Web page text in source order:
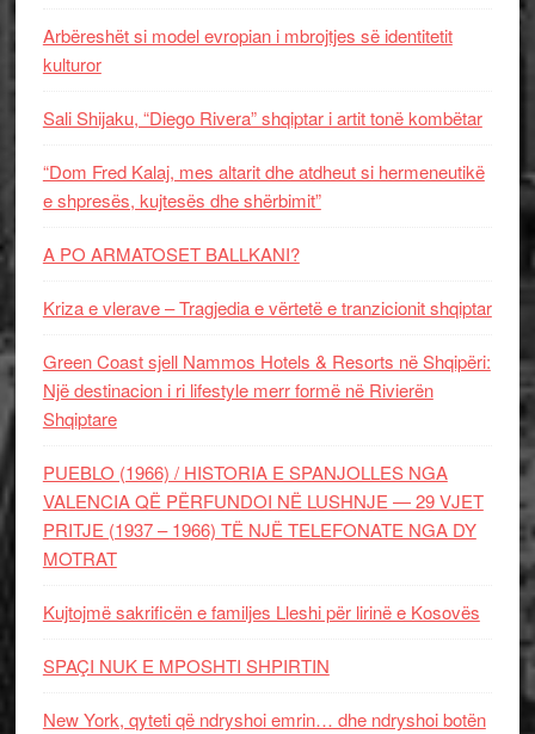
Arbëreshët si model evropian i mbrojtjes së identitetit
kulturor
Sali Shijaku, “Diego Rivera” shqiptar i artit tonë kombëtar
“Dom Fred Kalaj, mes altarit dhe atdheut si hermeneutikë
e shpresës, kujtesës dhe shërbimit”
A PO ARMATOSET BALLKANI?
Kriza e vlerave – Tragjedia e vërtetë e tranzicionit shqiptar
Green Coast sjell Nammos Hotels & Resorts në Shqipëri:
Një destinacion i ri lifestyle merr formë në Rivierën
Shqiptare
PUEBLO (1966) / HISTORIA E SPANJOLLES NGA
VALENCIA QË PËRFUNDOI NË LUSHNJE — 29 VJET
PRITJE (1937 – 1966) TË NJË TELEFONATE NGA DY
MOTRAT
Kujtojmë sakrificën e familjes Lleshi për lirinë e Kosovës
SPAÇI NUK E MPOSHTI SHPIRTIN
New York, qyteti që ndryshoi emrin… dhe ndryshoi botën